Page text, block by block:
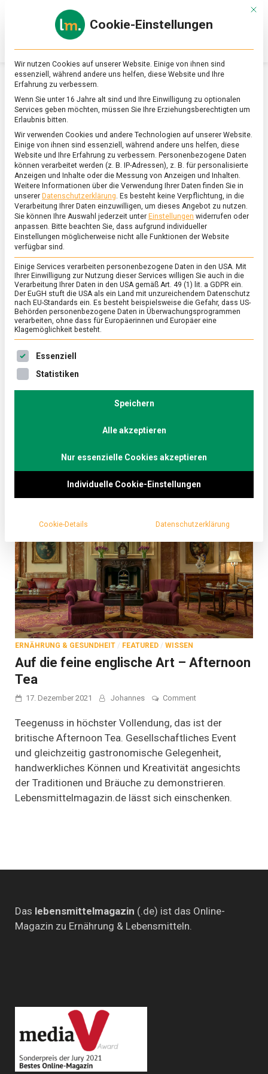
Online-
Magazin
zu
&
Ernährung
SCHLAGWORT:CHAMPAGNER
ERNÄHRUNG & GESUNDHEIT /FEATURED
Kulinarische Verschlusssache: Austern
18. Februar 2022
Kulinarische
Tischsitten mit Messer und Gabel ade – bei Austern
wird geschlürft und mit den Fingern gegessen. Eine
hasst sie. Lebensmittelmagazin.de war in der
dieses sehr französischen Genusses.
ERNÄHRUNG & GESUNDHEIT / FEATURED / WISSEN
Auf die feine englische Art – Afternoon
Tea
17. Dezember 2021 Johannes Commenton
die
feine
englische
Art
Afternoon
Tea
Teegenuss in höchster Vollendung, das ist der
britische Afternoon Tea. Gesellschaftliches Event
und gleichzeitig gastronomische Gelegenheit,
handwerkliches Können und Kreativität angesichts
der Traditionen und Bräuche zu demonstrieren.
Lebensmittelmagazin.de lässt sich einschenken.
Das lebensmittelmagazin (.de) ist das Online-
Magazin zu Ernährung & Lebensmitteln.
Mit
Cookie-Einstellungen
Wir nutzen Cookies auf unserer Website. Einige von ihnen sind
essenziell, während andere uns helfen, diese Website und Ihre
Erfahrung zu verbessern.
Wenn Sie unter 16 Jahre alt sind und Ihre Einwilligung zu optionalen
Services geben möchten, müssen Sie Ihre Erziehungsberechtigten um
Erlaubnis bitten.
Wir verwenden Cookies und andere Technologien auf unserer Website.
Einige von ihnen sind essenziell, während andere uns helfen, diese
Website und Ihre Erfahrung zu verbessern. Personenbezogene Daten
können verarbeitet werden (z. B. IP-Adressen), z. B. für personalisierte
Anzeigen und Inhalte oder die Messung von Anzeigen und Inhalten.
Weitere Informationen über die Verwendung Ihrer Daten finden Sie in
unserer Datenschutzerklärung. Es besteht keine Verpflichtung, in die
Verarbeitung Ihrer Daten einzuwilligen, um dieses Angebot zu nutzen.
Sie können Ihre Auswahl jederzeit unter Einstellungen widerrufen oder
anpassen. Bitte beachten Sie, dass aufgrund individueller
Einstellungen möglicherweise nicht alle Funktionen der Website
verfügbar sind.
Einige Services verarbeiten personenbezogene Daten in den USA. Mit
Ihrer Einwilligung zur Nutzung dieser Services willigen Sie auch in die
Verarbeitung Ihrer Daten in den USA gemäß Art. 49 (1) lit. a GDPR ein.
Der EuGH stuft die USA als ein Land mit unzureichendem Datenschutz
nach EU-Standards ein. Es besteht beispielsweise die Gefahr, dass US-
Behörden personenbezogene Daten in Überwachungsprogrammen
verarbeiten, ohne dass für Europäerinnen und Europäer eine
Klagemöglichkeit besteht.
Es folgt eine Liste der Service-Gruppen, für die eine
Essenziell
Statistiken
Speichern
Alle akzeptieren
Nur essenzielle Cookies akzeptieren
Individuelle Cookie-Einstellungen
Cookie-Details Datenschutzerklärung